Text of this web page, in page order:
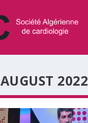
AUGUST 2022